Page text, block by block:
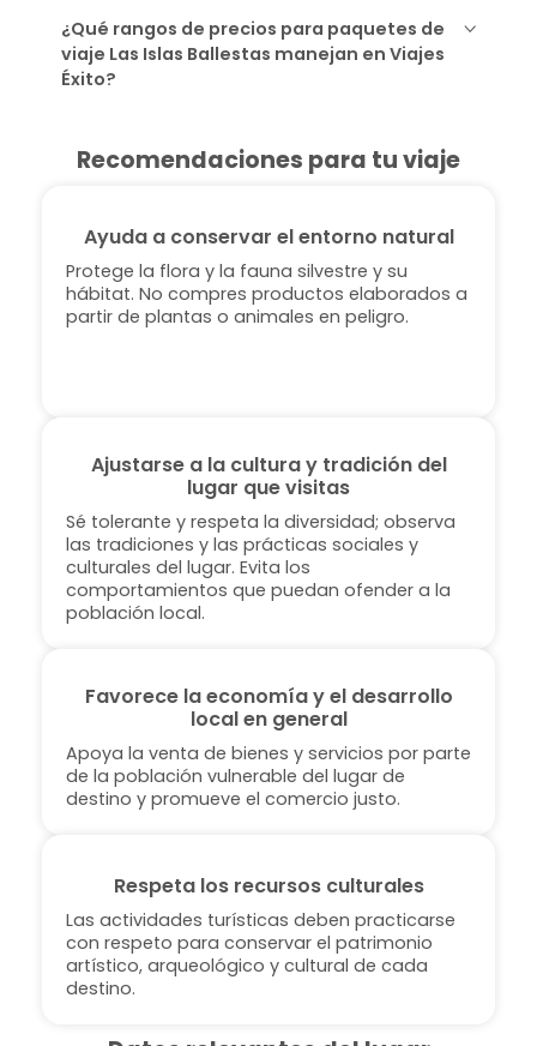
¿Qué rangos de precios para paquetes de
viaje Las Islas Ballestas manejan en Viajes
Éxito?
Recomendaciones para tu viaje
Ayuda a conservar el entorno natural
Protege la flora y la fauna silvestre y su
hábitat. No compres productos elaborados a
partir de plantas o animales en peligro.
Ajustarse a la cultura y tradición del
lugar que visitas
Sé tolerante y respeta la diversidad; observa
las tradiciones y las prácticas sociales y
culturales del lugar. Evita los
comportamientos que puedan ofender a la
población local.
Favorece la economía y el desarrollo
local en general
Apoya la venta de bienes y servicios por parte
de la población vulnerable del lugar de
destino y promueve el comercio justo.
Respeta los recursos culturales
Las actividades turísticas deben practicarse
con respeto para conservar el patrimonio
artístico, arqueológico y cultural de cada
destino.